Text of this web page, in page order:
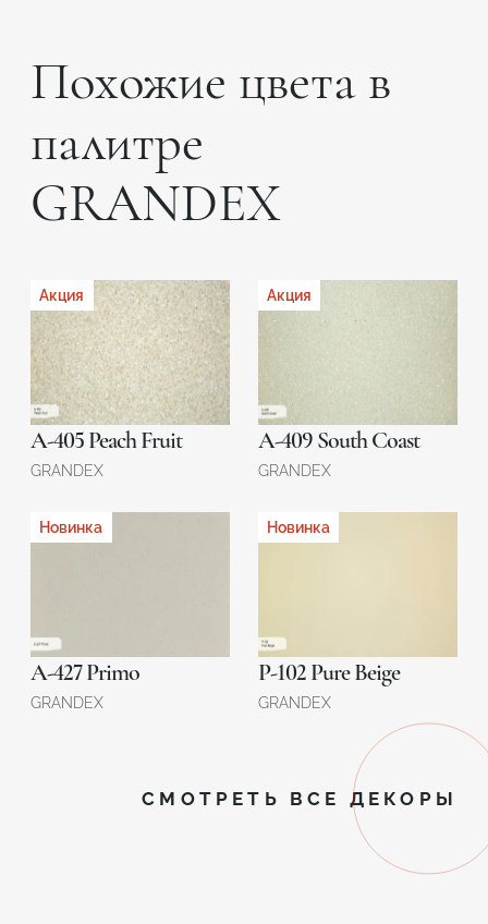
Похожие цвета в
палитре
GRANDEX
Акция
A-405 Peach Fruit
GRANDEX
Акция
A-409 South Coast
GRANDEX
Новинка
A-427 Primo
GRANDEX
Новинка
P-102 Pure Beige
GRANDEX
СМОТРЕТЬ ВСЕ ДЕКОРЫ